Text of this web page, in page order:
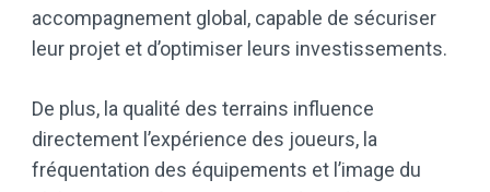
accompagnement global, capable de sécuriser
leur projet et d’optimiser leurs investissements.
De plus, la qualité des terrains influence
directement l’expérience des joueurs, la
fréquentation des équipements et l’image du